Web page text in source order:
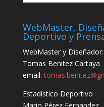
WebMaster,
Deportivo y
WebMaster y Diseñador:
Tomas Benitez Cartaya
email:
Estadístico Deportivo